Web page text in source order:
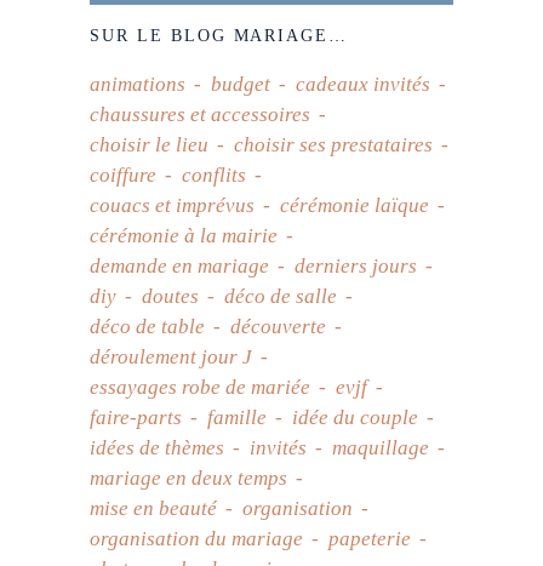
SUR LE BLOG MARIAGE…
animations budget
cadeaux invités
chaussures et accessoires
choisir le lieu
choisir ses prestataires
coiffure
conflits
couacs et imprévus
cérémonie laïque
cérémonie à la mairie
demande en mariage
derniers jours
diy
doutes
déco de salle
déco de table
découverte
déroulement jour J
essayages robe de mariée
evjf
faire-parts
famille
idée du couple
idées de thèmes
invités
maquillage
mariage en deux temps
mise en beauté
organisation
organisation du mariage
papeterie